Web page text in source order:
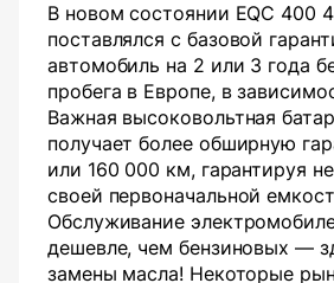
В новом состоянии EQC 400
поставлялся с базовой
автомобиль на 2 или 3 года
пробега в Европе, в
Важная высоковольтная
получает более обширную
или 160 000 км, гарантируя
своей первоначальной
Обслуживание
дешевле, чем бензиновых —
замены масла! Некоторые